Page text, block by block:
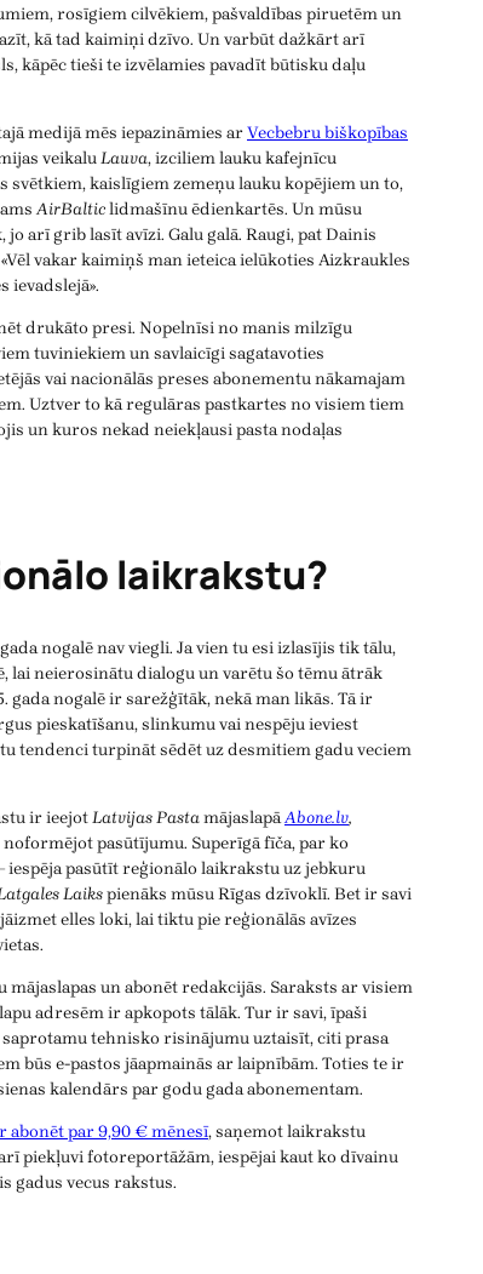
rosīgiem cilvēkiem, pašvaldības piruetēm un
kā tad kaimiņi dzīvo. Un varbūt dažkārt arī
kāpēc tieši te izvēlamies pavadīt būtisku daļu
medijā mēs iepazināmies arVecbebru biškopības
veikaluLauva, izciliem lauku kafejnīcu
svētkiem, kaislīgiem zemeņu lauku kopējiem un to,
AirBalticlidmašīnu ēdienkartēs. Un mūsu
arī grib lasīt avīzi. Galu galā. Raugi, pat Dainis
«Vēl vakar kaimiņš man ieteica ielūkoties Aizkraukles
ievadslejā».
drukāto presi. Nopelnīsi no manis milzīgu
tuviniekiem un savlaicīgi sagatavoties
vai nacionālās preses abonementu nākamajam
Uztver to kā regulāras pastkartes no visiem tiem
un kuros nekad neiekļausi pasta nodaļas
laikrakstu?
nogalē nav viegli. Ja vien tu esi izlasījis tik tālu,
lai neierosinātu dialogu un varētu šo tēmu ātrāk
gada nogalē ir sarežģītāk, nekā man likās. Tā ir
pieskatīšanu, slinkumu vai nespēju ieviest
tendenci turpināt sēdēt uz desmitiem gadu veciem
ir ieejotLatvijas PastamājaslapāAbone.lv,
pasūtījumu. Superīgā fīča, par ko
pasūtīt reģionālo laikrakstu uz jebkuru
Laikspienāks mūsu Rīgas dzīvoklī. Bet ir savi
elles loki, lai tiktu pie reģionālās avīzes
un abonēt redakcijās. Saraksts ar visiem
adresēm ir apkopots tālāk. Tur ir savi, īpaši
tehnisko risinājumu uztaisīt, citi prasa
būs e-pastos jāapmainās ar laipnībām. Toties te ir
kalendārs par godu gada abonementam.
abonēt par 9,90 € mēnesī, saņemot laikrakstu
piekļuvi fotoreportāžām, iespējai kaut ko dīvainu
gadus vecus rakstus.